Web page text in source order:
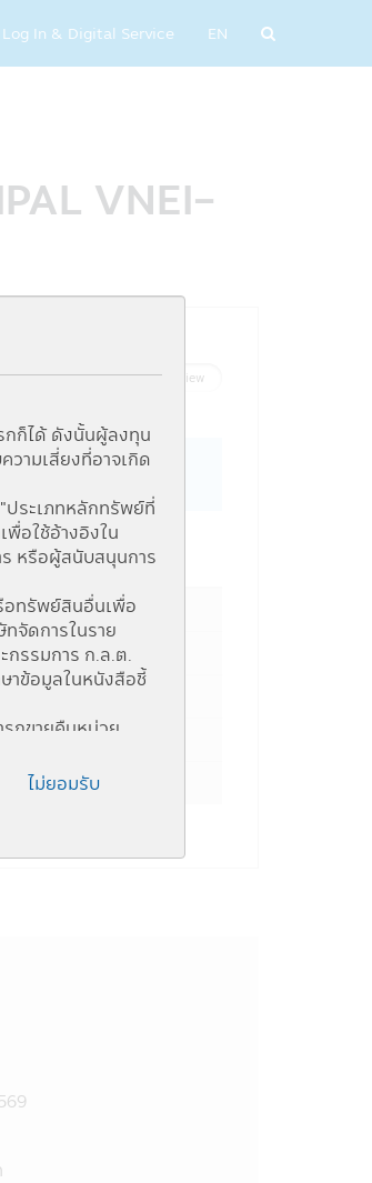
กก็ได้ ดังนั้นผู้ลงทุน
ามเสี่ยงที่อาจเกิด
ประเภทหลักทรัพย์ที่
อใช้อ้างอิงใน
หรือผู้สนับสนุนการ
ทรัพย์สินอื่นเพื่อ
จัดการในราย
รรมการ ก.ล.ต.
าข้อมูลในหนังสือชี้
ถขายคืนหน่วย
มารถขายคืนหน่วย
กิดขึ้นแก่ผู้ที่ใช้
นโทรศัพท์มือถือนี้
วน และมิได้ประกัน
าคมบริษัทจัดการ
ไม่ยอมรับ
EN
Log In & Digital Service
VNEI-
List View Graph View